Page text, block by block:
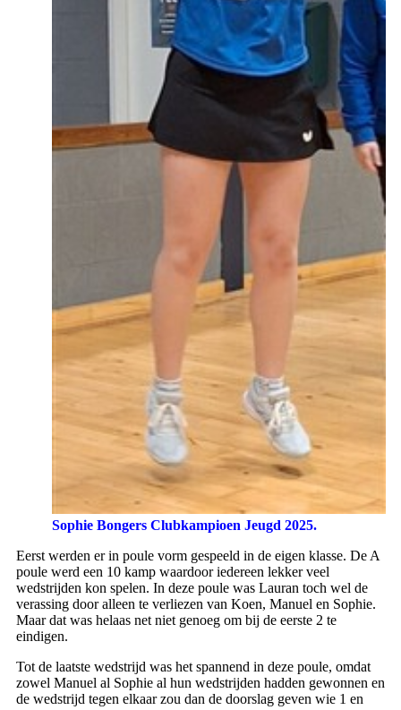
Sophie Bongers Clubkampioen Jeugd 2025.
Eerst werden er in poule vorm gespeeld in de eigen klasse. De A
poule werd een 10 kamp waardoor iedereen lekker veel
wedstrijden kon spelen. In deze poule was Lauran toch wel de
verassing door alleen te verliezen van Koen, Manuel en Sophie.
Maar dat was helaas net niet genoeg om bij de eerste 2 te
eindigen.
Tot de laatste wedstrijd was het spannend in deze poule, omdat
zowel Manuel al Sophie al hun wedstrijden hadden gewonnen en
de wedstrijd tegen elkaar zou dan de doorslag geven wie 1 en